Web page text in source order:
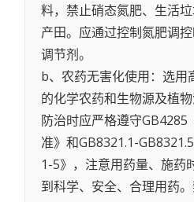
料，禁止硝态氮肥、生活
产田。应通过控制氮肥调
调节剂。
b、农药无害化使用：选用
的化学农药和生物源及植
防治时应严格遵守GB4285
准》和GB8321.1-
1-5》，注意用药量、施药
到科学、安全、合理用药